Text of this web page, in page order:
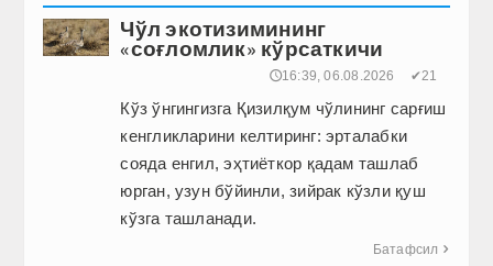
Чўл экотизимининг
«соғломлик» кўрсаткичи
🕔16:39, 06.08.2026 ✔21
Кўз ўнгингизга Қизилқум чўлининг сарғиш
кенгликларини келтиринг: эрталабки
сояда енгил, эҳтиёткор қадам ташлаб
юрган, узун бўйинли, зийрак кўзли қуш
кўзга ташланади.
Батафсил 